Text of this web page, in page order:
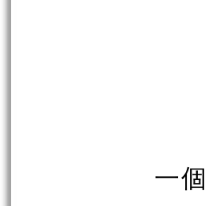
一個